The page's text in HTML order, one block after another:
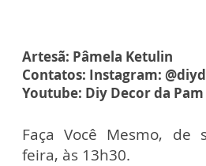
Artesã: Pâmela Ketulin
Contatos: Instagram:
Youtube: Diy Decor da Pam
Faça Você Mesmo, de
feira, às 13h30.